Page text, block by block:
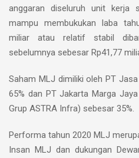
anggaran diseluruh unit kerja
mampu membukukan laba
miliar atau relatif stabil
sebelumnya sebesar Rp41,77
Saham MLJ dimiliki oleh PT
65% dan PT Jakarta Marga
Grup ASTRA Infra) sebesar 35%.
Performa tahun 2020 MLJ
Insan MLJ dan dukungan